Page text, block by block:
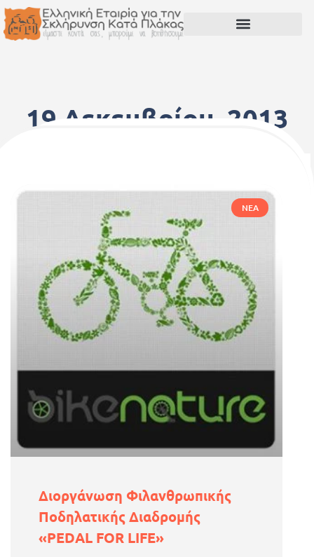
19 Δεκεμβρίου, 2013
ΝΈΑ
Διοργάνωση Φιλανθρωπικής
Ποδηλατικής Διαδρομής
«PEDAL FOR LIFE»